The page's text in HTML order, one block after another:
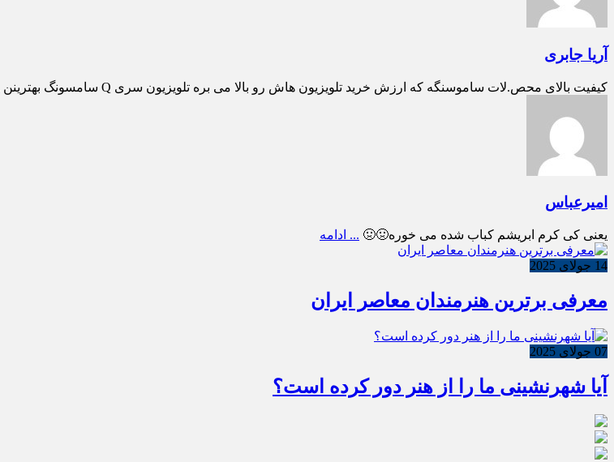
آریا جابری
کیفیت بالای محص.لات ساموسنگه که ارزش خرید تلویزیون هاش رو بالا می بره تلویزیون سری Q سامسونگ بهترینن
امیرعباس
یعنی کی کرم ابریشم کباب شده می خوره🤢🤢 ... ادامه
14 جولای 2025
معرفی برترین هنرمندان معاصر ایران
07 جولای 2025
آیا شهرنشینی ما را از هنر دور کرده است؟